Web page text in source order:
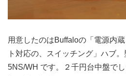
用意したのはBuffaloの「電源内
ト対応の、スイッチング」ハブ
5NS/WH です。２千円台中盤で